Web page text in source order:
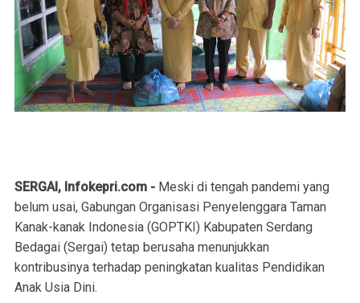
SERGAI, Infokepri.com - Meski di tengah pandemi yang
belum usai, Gabungan Organisasi Penyelenggara Taman
Kanak-kanak Indonesia (GOPTKI) Kabupaten Serdang
Bedagai (Sergai) tetap berusaha menunjukkan
kontribusinya terhadap peningkatan kualitas Pendidikan
Anak Usia Dini.